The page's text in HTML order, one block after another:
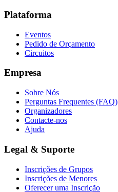
Plataforma
Eventos
Pedido de Orçamento
Circuitos
Empresa
Sobre Nós
Perguntas Frequentes (FAQ)
Organizadores
Contacte-nos
Ajuda
Legal & Suporte
Inscrições de Grupos
Inscrições de Menores
Oferecer uma Inscrição